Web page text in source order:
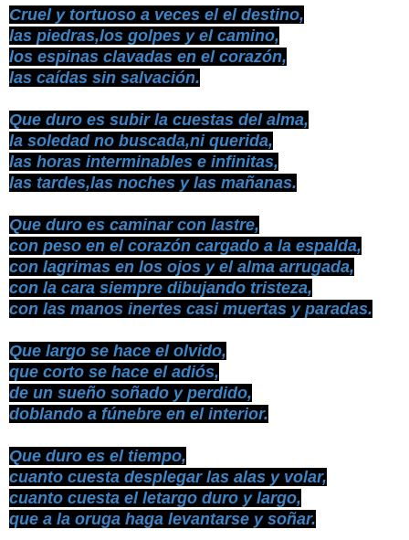
Cruel y tortuoso a veces el el destino,
las piedras,los golpes y el camino,
los espinas clavadas en el corazón,
las caídas sin salvación.
Que duro es subir la cuestas del alma,
la soledad no buscada,ni querida,
las horas interminables e infinitas,
las tardes,las noches y las mañanas.
Que duro es caminar con lastre,
con peso en el corazón cargado a la espalda,
con lagrimas en los ojos y el alma arrugada,
con la cara siempre dibujando tristeza,
con las manos inertes casi muertas y paradas.
Que largo se hace el olvido,
que corto se hace el adiós,
de un sueño soñado y perdido,
doblando a fúnebre en el interior.
Que duro es el tiempo,
cuanto cuesta desplegar las alas y volar,
cuanto cuesta el letargo duro y largo,
que a la oruga haga levantarse y soñar.